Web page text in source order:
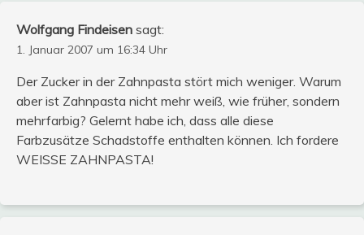
Wolfgang Findeisen sagt:
1. Januar 2007 um 16:34 Uhr
Der Zucker in der Zahnpasta stört mich weniger. Warum
aber ist Zahnpasta nicht mehr weiß, wie früher, sondern
mehrfarbig? Gelernt habe ich, dass alle diese
Farbzusätze Schadstoffe enthalten können. Ich fordere
WEISSE ZAHNPASTA!